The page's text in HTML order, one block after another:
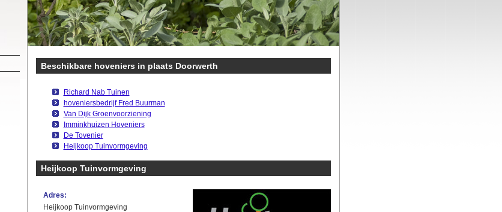
Beschikbare hoveniers in plaats Doorwerth
Richard Nab Tuinen
hoveniersbedrijf Fred Buurman
Van Dijk Groenvoorziening
Imminkhuizen Hoveniers
De Tovenier
Heijkoop Tuinvormgeving
Heijkoop Tuinvormgeving
Adres:
Heijkoop Tuinvormgeving